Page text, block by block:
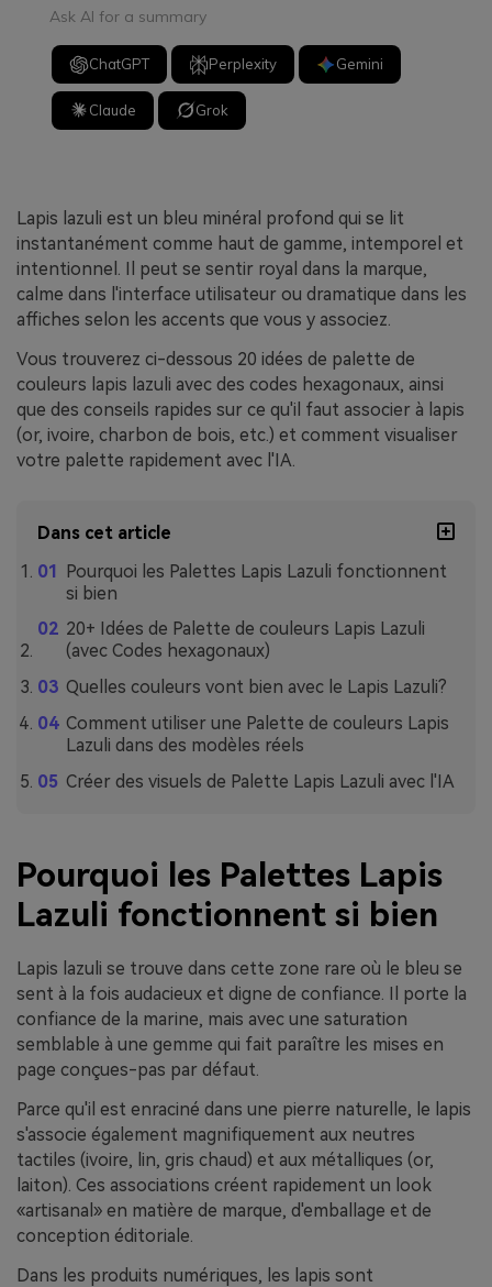
Ask AI for a summary
ChatGPT Perplexity Gemini
Claude Grok
Lapis lazuli est un bleu minéral profond qui se lit
instantanément comme haut de gamme, intemporel et
intentionnel. Il peut se sentir royal dans la marque,
calme dans l'interface utilisateur ou dramatique dans les
affiches selon les accents que vous y associez.
Vous trouverez ci-dessous 20 idées de palette de
couleurs lapis lazuli avec des codes hexagonaux, ainsi
que des conseils rapides sur ce qu'il faut associer à lapis
(or, ivoire, charbon de bois, etc.) et comment visualiser
votre palette rapidement avec l'IA.
Dans cet article
Pourquoi les Palettes Lapis Lazuli fonctionnent
si bien
20+ Idées de Palette de couleurs Lapis Lazuli
(avec Codes hexagonaux)
Quelles couleurs vont bien avec le Lapis Lazuli?
Comment utiliser une Palette de couleurs Lapis
Lazuli dans des modèles réels
Créer des visuels de Palette Lapis Lazuli avec l'IA
Pourquoi les Palettes Lapis
Lazuli fonctionnent si bien
Lapis lazuli se trouve dans cette zone rare où le bleu se
sent à la fois audacieux et digne de confiance. Il porte la
confiance de la marine, mais avec une saturation
semblable à une gemme qui fait paraître les mises en
page conçues-pas par défaut.
Parce qu'il est enraciné dans une pierre naturelle, le lapis
s'associe également magnifiquement aux neutres
tactiles (ivoire, lin, gris chaud) et aux métalliques (or,
laiton). Ces associations créent rapidement un look
«artisanal» en matière de marque, d'emballage et de
conception éditoriale.
Dans les produits numériques, les lapis sont